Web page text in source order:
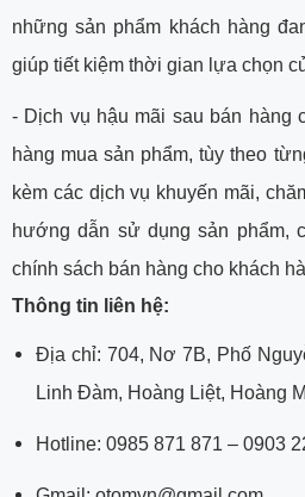
những sản phẩm khách hàng
giúp tiết kiệm thời gian lựa chọn
- Dịch vụ hậu mãi sau bán hàng
hàng mua sản phẩm, tùy theo
kèm các dịch vụ khuyến mãi,
hướng dẫn sử dụng sản phẩm,
chính sách bán hàng cho khách
Thông tin liên hệ:
Địa chỉ: 704, Nơ 7B, Phố
Linh Đàm, Hoàng Liệt, Hoàng
Hotline: 0985 871 871 – 0903